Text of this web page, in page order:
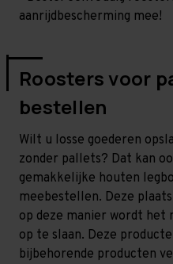
aanrijdbescherming mee!
Roosters voor
bestellen
Wilt u losse goederen
zonder pallets? Dat kan
gemakkelijke houten
meebestellen. Deze
op deze manier wordt het
op te slaan. Deze
bijbehorende producten